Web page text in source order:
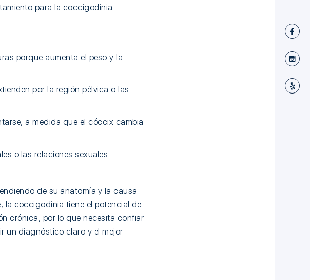
para la coccigodinia.
porque aumenta el peso y la
por la región pélvica o las
a medida que el cóccix cambia
o las relaciones sexuales
de su anatomía y la causa
la coccigodinia tiene el potencial de
crónica, por lo que necesita confiar
un diagnóstico claro y el mejor